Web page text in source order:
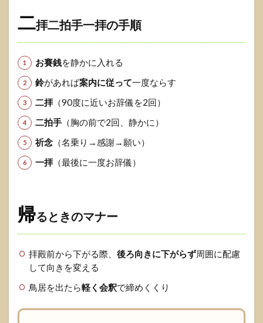
ばい
い？）
Q3. 住
うべ
き？
1.2.4
Q4. 行
く時間
が良
は鳴ら
Q6. 服
装は？
1.3
二拝二拍手一拝の手順
お賽銭を静かに入れる
鈴があれば案内に従って一度ならす
二拝（90度に近いお辞儀を2回）
二拍手（胸の前で2回、静かに）
祈念（名乗り→感謝→願い）
一拝（最後に一度お辞儀）
帰るときのマナー
拝殿前から下がる際、 後ろ向きに下がらず周囲に配慮
して向きを変える
鳥居を出たら軽く会釈で締めくくり